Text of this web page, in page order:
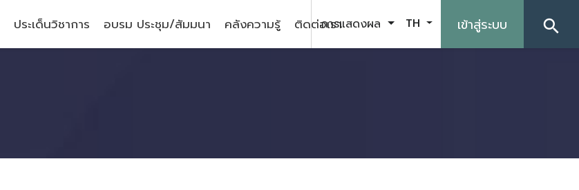
ประเด็นวิชาการ อบรม ประชุม/สัมมนา คลังความรู้ ติดต่อเราการแสดงผล TH เข้าสู่ระบบ search